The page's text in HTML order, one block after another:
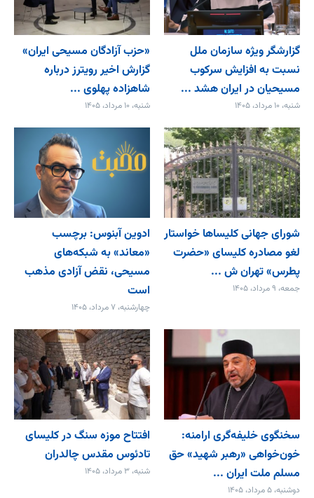
گزارشگر ویژه سازمان ملل
نسبت به افزایش سرکوب
مسیحیان در ایران هشد ...
شنبه، ۱۰ مرداد، ۱۴۰۵
«حزب آزادگان مسیحی ایران»
گزارش اخیر رویترز درباره
شاهزاده پهلوی ...
شنبه، ۱۰ مرداد، ۱۴۰۵
شورای جهانی کلیساها خواستار
لغو مصادره کلیسای «حضرت
پطرس» تهران ش ...
جمعه، ۹ مرداد، ۱۴۰۵
ادوین آبنوس: برچسب
«معاند» به شبکه‌های
مسیحی، نقض آزادی مذهب
است
چهارشنبه، ۷ مرداد، ۱۴۰۵
سخنگوی خلیفه‌گری ارامنه:
خون‌خواهی «رهبر شهید» حق
مسلم ملت ایران ...
دوشنبه، ۵ مرداد، ۱۴۰۵
افتتاح موزه سنگ در کلیسای
تادئوس مقدس چالدران
شنبه، ۳ مرداد، ۱۴۰۵